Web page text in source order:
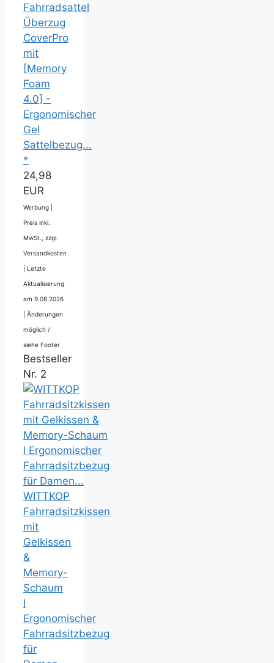
Fahrradsattel
Überzug
CoverPro
mit
[Memory
Foam
4.0] -
Ergonomischer
Gel
Sattelbezug...
*
24,98
EUR
Werbung |
Preis inkl.
MwSt., zzgl.
Versandkosten
Letzte
Aktualisierung
am 9.08.2026
Änderungen
möglich /
siehe Footer
Bestseller
Nr. 2
WITTKOP
Fahrradsitzkissen
mit
Gelkissen
&
Memory-
Schaum
I
Ergonomischer
Fahrradsitzbezug
für